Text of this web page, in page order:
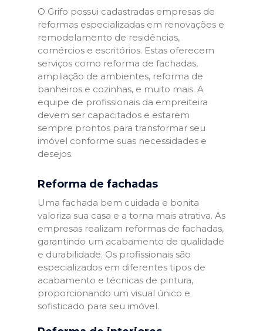
O Grifo possui cadastradas empresas de
reformas especializadas em renovações e
remodelamento de residências,
comércios e escritórios. Estas oferecem
serviços como reforma de fachadas,
ampliação de ambientes, reforma de
banheiros e cozinhas, e muito mais. A
equipe de profissionais da empreiteira
devem ser capacitados e estarem
sempre prontos para transformar seu
imóvel conforme suas necessidades e
desejos.
Reforma de fachadas
Uma fachada bem cuidada e bonita
valoriza sua casa e a torna mais atrativa. As
empresas realizam reformas de fachadas,
garantindo um acabamento de qualidade
e durabilidade. Os profissionais são
especializados em diferentes tipos de
acabamento e técnicas de pintura,
proporcionando um visual único e
sofisticado para seu imóvel.